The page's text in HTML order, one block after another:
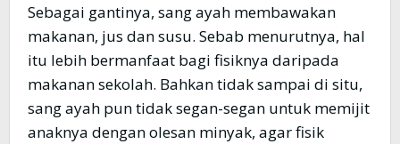
Sebagai gantinya, sang ayah membawakan
makanan, jus dan susu. Sebab menurutnya, hal
itu lebih bermanfaat bagi fisiknya daripada
makanan sekolah. Bahkan tidak sampai di situ,
sang ayah pun tidak segan-segan untuk memijit
anaknya dengan olesan minyak, agar fisik